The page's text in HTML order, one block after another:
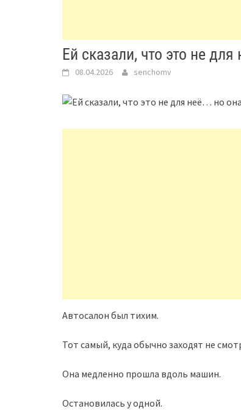
Ей сказали, что это не
08.04.2026 senchomv
Автосалон был тихим.
Тот самый, куда обычно заходят не
Она медленно прошла вдоль машин.
Остановилась у одной.